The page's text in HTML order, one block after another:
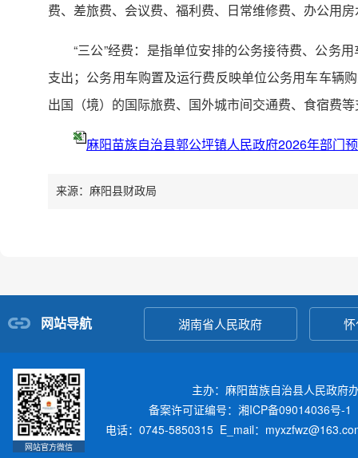
费、差旅费、会议费、福利费、日常维修费、办公用
“三公”经费：是指单位安排的公务接待费、公务
支出；公务用车购置及运行费反映单位公务用车车辆
出国（境）的国际旅费、国外城市间交通费、食宿费
麻阳苗族自治县郭公坪镇人民政府2026年部门
来源：麻阳县财政局
网站导航 湖南省人民政府
网站官方微信
主办：麻阳苗族自治县人民政
备案许可证编号：湘ICP备09014036号-1
电话：0745-5850315 E_mail：